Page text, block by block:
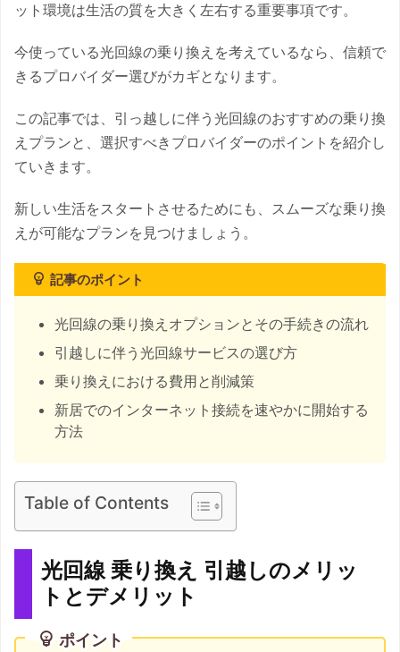
ット環境は生活の質を大きく左右する重要事項です。
今使っている光回線の乗り換えを考えているなら、信頼で
きるプロバイダー選びがカギとなります。
この記事では、引っ越しに伴う光回線のおすすめの乗り換
えプランと、選択すべきプロバイダーのポイントを紹介し
ていきます。
新しい生活をスタートさせるためにも、スムーズな乗り換
えが可能なプランを見つけましょう。
記事のポイント
光回線の乗り換えオプションとその手続きの流れ
引越しに伴う光回線サービスの選び方
乗り換えにおける費用と削減策
新居でのインターネット接続を速やかに開始する
方法
Table of Contents
光回線 乗り換え 引越しのメリッ
トとデメリット
ポイント